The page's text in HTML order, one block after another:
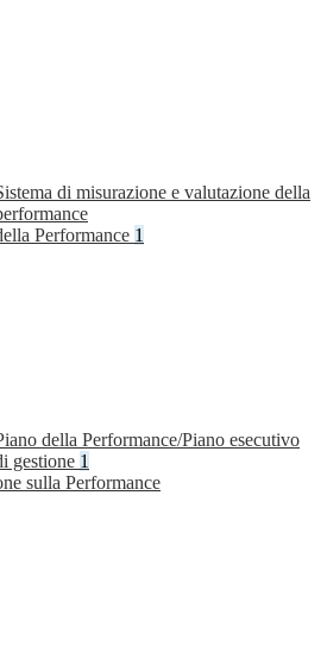
di misurazione e valutazione della
Performance 1
della Performance/Piano esecutivo
gestione 1
sulla Performance